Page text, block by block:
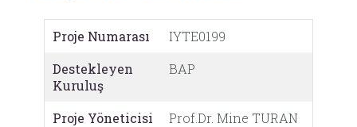
Proje Numarası
IYTE0199
Destekleyen
Kuruluş
BAP
Proje Yöneticisi
Prof.Dr. Mine TURAN